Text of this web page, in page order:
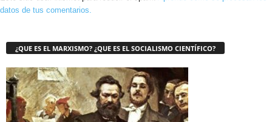
datos de tus comentarios.
¿QUE ES EL MARXISMO? ¿QUE ES EL SOCIALISMO CIENTÍFICO?